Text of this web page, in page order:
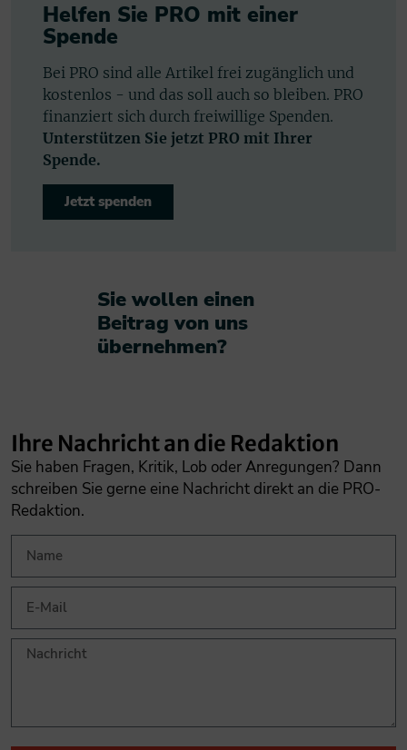
Helfen Sie PRO mit einer
Spende
Bei PRO sind alle Artikel frei zugänglich und
kostenlos - und das soll auch so bleiben. PRO
finanziert sich durch freiwillige Spenden.
Unterstützen Sie jetzt PRO mit Ihrer
Spende.
Jetzt spenden
Sie wollen einen
Beitrag von uns
übernehmen?​
Ihre Nachricht an die Redaktion
Sie haben Fragen, Kritik, Lob oder Anregungen? Dann
schreiben Sie gerne eine Nachricht direkt an die PRO-
Redaktion.